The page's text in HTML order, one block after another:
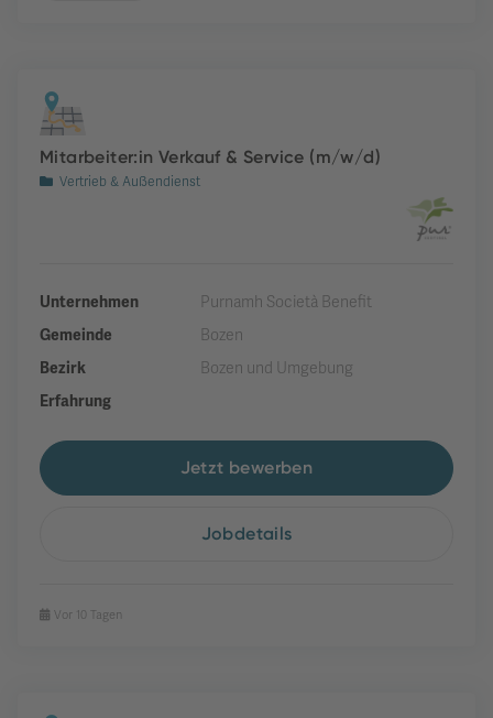
Mitarbeiter:in Verkauf & Service (m/w/d)
Vertrieb & Außendienst
Unternehmen
Purnamh Società Benefit
Gemeinde
Bozen
Bezirk
Bozen und Umgebung
Erfahrung
Jetzt bewerben
Jobdetails
Vor 10 Tagen